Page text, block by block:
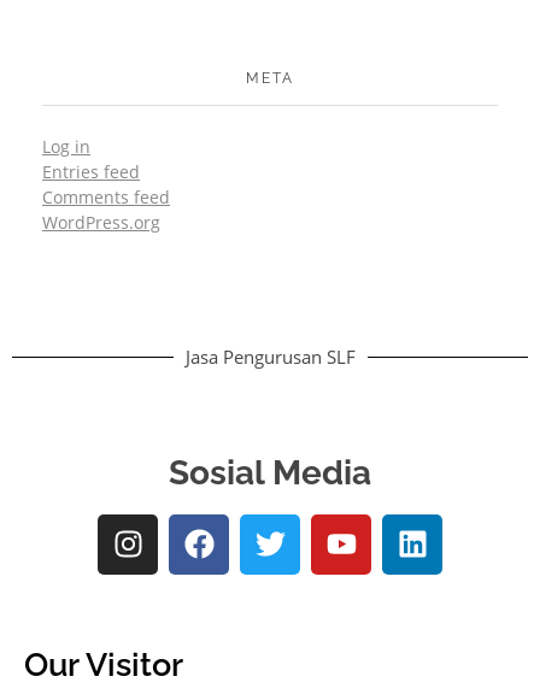
META
Log in
Entries feed
Comments feed
WordPress.org
Jasa Pengurusan SLF
Sosial Media
Our Visitor